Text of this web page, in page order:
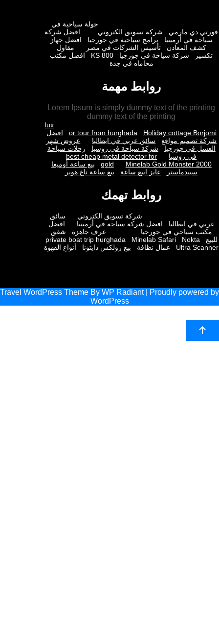
جولة سياحية في
دي مارمي
شركة تسويق الكتروني
افضل شركة
في أرمينيا
برامج سياحية في جورجيا
افضل جهاز
المعادن
تأسيس الشركات في مصر
مقاول
شركة سياحة في جورجيا KS 800
افضل مكتب
محاماه في جدة
روابط مهمة
Lorem Ipsum is simply dummy text of the
dummy text of the printing
or tour from hurghada
Holiday cottage
افضل
تصميم مواقع
سائق عربي في ايطاليا
عروض شهر
في جورجيا
شركة سياحة في روسيا
رحلات سياحة
في روسيا
best cheap metal detector for
gold
Minelab Gold Monster
بيع ساعة أوميغا
سبيدماستر
عايز ابيع ساعة بيع ساعة تاغ هوير
روابط تهمك
شركة تسويق الكتروني
سائق
في ايطاليا
افضل شركة سياحة في أرمينيا
افضل
سياحي في جورجيا
غرف جاهزة
شقق
private boat trip hurghada
Minelab Safari
Nokta
Ultra
عمال نظافة بيع رولكس دايتونا أنواع القهوة
Travel WordPress ThemeBy WP Radiant| Proudly
WordPress